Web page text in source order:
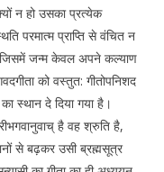
न हो उसका प्रत्येक
परमात्म प्राप्ति से वंचित न
जिसमें जन्म केवल अपने कल्याण
को वस्तुत: गीतोपनिशद
स्थान दे दिया गया है।
है वह श्रुति है,
से बढ़कर उसी ब्रह्मसूत्र